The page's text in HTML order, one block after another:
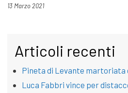
Pubblicato il
13 Marzo 2021
Articoli recenti
Pineta di Levante martoriata
Luca Fabbri vince per